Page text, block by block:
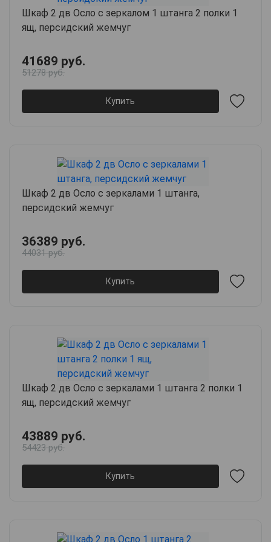
Шкаф 2 дв Осло с зеркалом 1 штанга 2 полки 1
ящ, персидский жемчуг
41689 руб.
51278 руб.
Купить
Шкаф 2 дв Осло с зеркалами 1 штанга,
персидский жемчуг
36389 руб.
44031 руб.
Купить
Шкаф 2 дв Осло с зеркалами 1 штанга 2 полки 1
ящ, персидский жемчуг
43889 руб.
54423 руб.
Купить